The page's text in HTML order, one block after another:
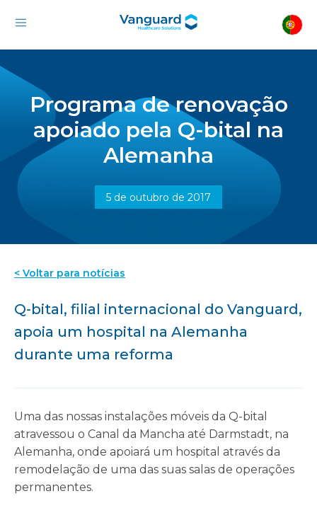
Programa de renovação
apoiado pela Q-bital na
Alemanha
5 de outubro de 2017
< Voltar para notícias
Q-bital, filial internacional do Vanguard,
apoia um hospital na Alemanha
durante uma reforma
Uma das nossas instalações móveis da Q-bital
atravessou o Canal da Mancha até Darmstadt, na
Alemanha, onde apoiará um hospital através da
remodelação de uma das suas salas de operações
permanentes.